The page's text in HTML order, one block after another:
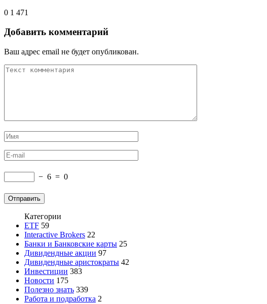
0 1 471
Добавить комментарий
Ваш адрес email не будет опубликован.
− 6 = 0
Категории
ETF 59
Interactive Brokers 22
Банки и Банковские карты 25
Дивидендные акции 97
Дивидендные аристократы 42
Инвестиции 383
Новости 175
Полезно знать 339
Работа и подработка 2